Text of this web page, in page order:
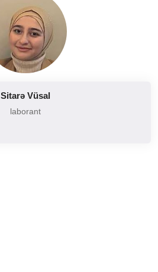
Sitarə Vüsal
laborant